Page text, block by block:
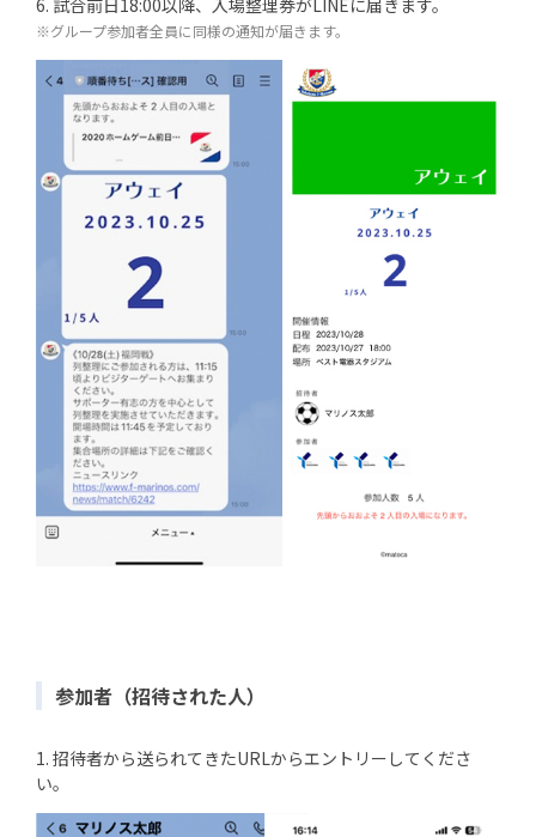
6. 試合前日18:00以降、入場整理券がLINEに届きます。
※グループ参加者全員に同様の通知が届きます。
参加者（招待された人）
1. 招待者から送られてきたURLからエントリーしてくださ
い。